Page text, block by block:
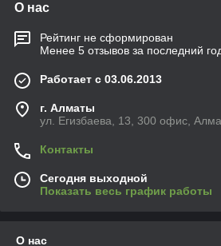
О нас
Рейтинг не сформирован
Менее 5 отзывов за последний
Работает с 03.06.2013
г. Алматы
ул. Егизбаева, 13, 300 офис,
Контакты
Сегодня выходной
Показать весь график работы
О нас